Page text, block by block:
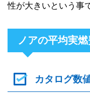
性が大きいという事
ノアの平均実燃
カタログ数